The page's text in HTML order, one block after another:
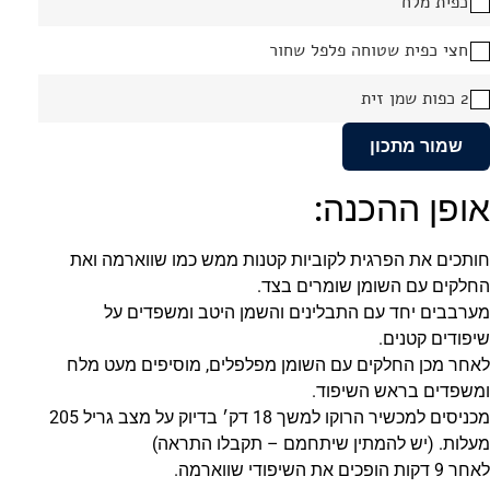
חצי כפית שטוחה פלפל שחור
2 כפות שמן זית
שמור מתכון
אופן ההכנה:
חותכים את הפרגית לקוביות קטנות ממש כמו שווארמה ואת
החלקים עם השומן שומרים בצד.
מערבבים יחד עם התבלינים והשמן היטב ומשפדים על
שיפודים קטנים.
לאחר מכן החלקים עם השומן מפלפלים, מוסיפים מעט מלח
ומשפדים בראש השיפוד.
מכניסים למכשיר הרוקו למשך 18 דק׳ בדיוק על מצב גריל 205
מעלות. (יש להמתין שיתחמם – תקבלו התראה)
לאחר 9 דקות הופכים את השיפודי שווארמה.